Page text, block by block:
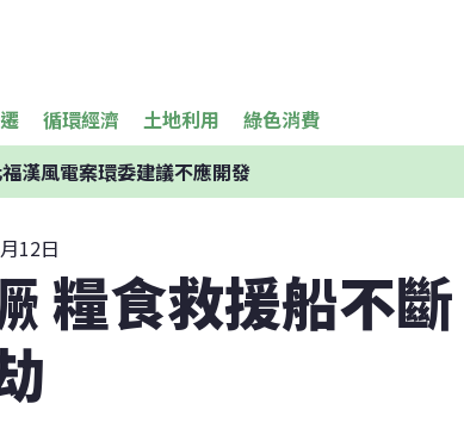
循環經濟 土地利用 綠色消費
漢風電案環委建議不應開發
12日
糧食救援船不斷